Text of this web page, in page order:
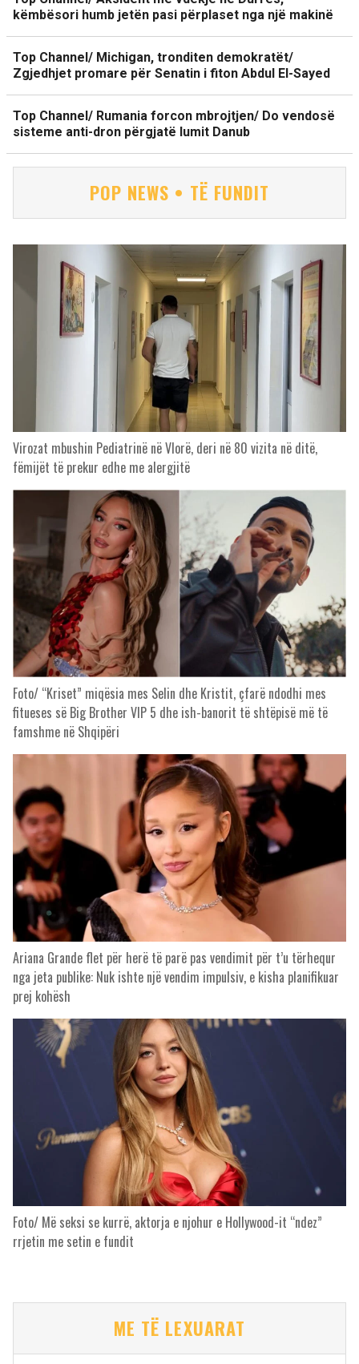
këmbësori humb jetën pasi përplaset nga një makinë
Top Channel/ Michigan, tronditen demokratët/
Zgjedhjet promare për Senatin i fiton Abdul El-Sayed
Top Channel/ Rumania forcon mbrojtjen/ Do vendosë
sisteme anti-dron përgjatë lumit Danub
POP NEWS • TË FUNDIT
Virozat mbushin Pediatrinë në Vlorë, deri në 80 vizita në ditë,
fëmijët të prekur edhe me alergjitë
Foto/ “Kriset” miqësia mes Selin dhe Kristit, çfarë ndodhi mes
fitueses së Big Brother VIP 5 dhe ish-banorit të shtëpisë më të
famshme në Shqipëri
Ariana Grande flet për herë të parë pas vendimit për t’u tërhequr
nga jeta publike: Nuk ishte një vendim impulsiv, e kisha planifikuar
prej kohësh
Foto/ Më seksi se kurrë, aktorja e njohur e Hollywood-it “ndez”
rrjetin me setin e fundit
ME TË LEXUARAT